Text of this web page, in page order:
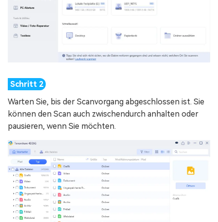
Warten Sie, bis der Scanvorgang abgeschlossen ist. Sie
können den Scan auch zwischendurch anhalten oder
pausieren, wenn Sie möchten.